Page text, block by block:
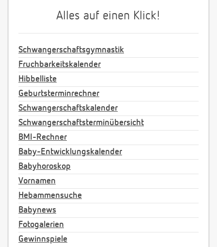
Alles auf einen Klick!
Schwangerschaftsgymnastik
Fruchbarkeitskalender
Hibbelliste
Geburtsterminrechner
Schwangerschaftskalender
Schwangerschaftsterminübersicht
BMI-Rechner
Baby-Entwicklungskalender
Babyhoroskop
Vornamen
Hebammensuche
Babynews
Fotogalerien
Gewinnspiele